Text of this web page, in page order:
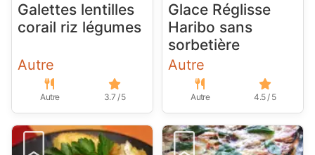
Galettes lentilles
corail riz légumes
Autre
Autre 3.7 / 5
Glace Réglisse
Haribo sans
sorbetière
Autre
Autre 4.5 / 5